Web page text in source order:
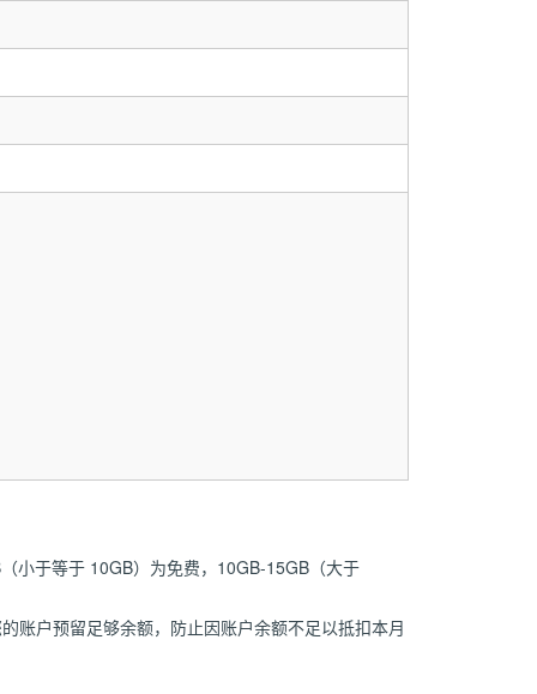
小于等于 10GB）为免费，10GB-15GB（大于
账户预留足够余额，防止因账户余额不足以抵扣本月